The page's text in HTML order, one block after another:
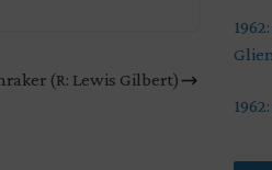
(R: Lewis Gilbert)